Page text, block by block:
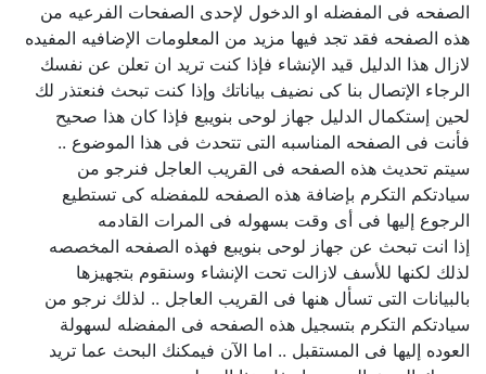
الصفحه فى المفضله او الدخول لإحدى الصفحات الفرعيه من
هذه الصفحه فقد تجد فيها مزيد من المعلومات الإضافيه المفيده
لازال هذا الدليل قيد الإنشاء فإذا كنت تريد ان تعلن عن نفسك
الرجاء الإتصال بنا كى نضيف بياناتك وإذا كنت تبحث فنعتذر لك
لحين إستكمال الدليل جهاز لوحى بنويبع فإذا كان هذا صحيح
فأنت فى الصفحه المناسبه التى تتحدث فى هذا الموضوع ..
سيتم تحديث هذه الصفحه فى القريب العاجل فنرجو من
سيادتكم التكرم بإضافة هذه الصفحه للمفضله كى تستطيع
الرجوع إليها فى أى وقت بسهوله فى المرات القادمه
إذا انت تبحث عن جهاز لوحى بنويبع فهذه الصفحه المخصصه
لذلك لكنها للأسف لازالت تحت الإنشاء وسنقوم بتجهيزها
بالبيانات التى تسأل هنها فى القريب العاجل .. لذلك نرجو من
سيادتكم التكرم بتسجيل هذه الصفحه فى المفضله لسهولة
العوده إليها فى المستقبل .. اما الآن فيمكنك البحث عما تريد